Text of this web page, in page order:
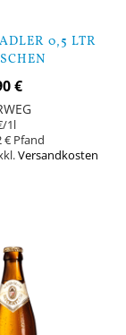
0,5 LTR
€
/1l
€
Versandkosten